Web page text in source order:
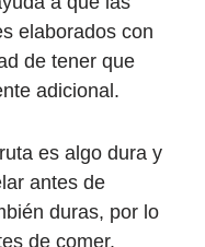
elaborados con
de tener que
adicional.
es algo dura y
antes de
duras, por lo
de comer.